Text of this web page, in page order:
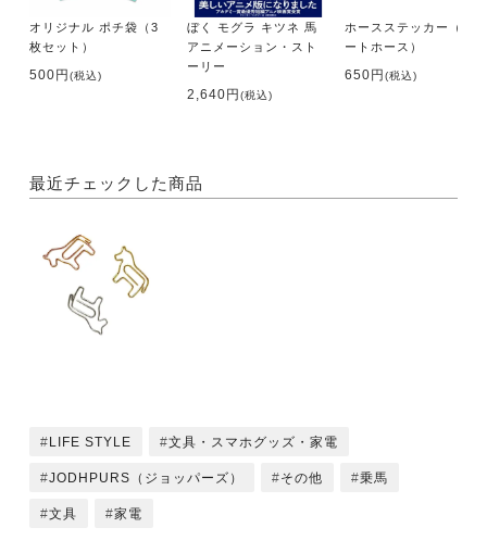
オリジナル ポチ袋（3
枚セット）
500円(税込)
ぼく モグラ キツネ 馬
アニメーション・スト
ーリー
2,640円(税込)
ホースステッカー（ハ
ートホース）
650円(税込)
最近チェックした商品
LIFE STYLE 文具・スマホグッズ・家電
JODHPURS（ジョッパーズ） その他 乗馬
文具 家電